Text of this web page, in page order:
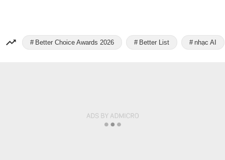
Better Choice Awards 2026 Better List nhạc AI